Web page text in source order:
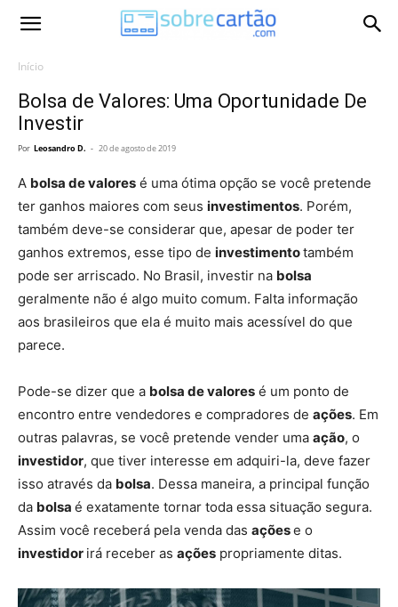
Início
Bolsa de Valores: Uma Oportunidade De
Investir
Por Leosandro D. - 20 de agosto de 2019
A bolsa de valores é uma ótima opção se você pretende
ter ganhos maiores com seus investimentos. Porém,
também deve-se considerar que, apesar de poder ter
ganhos extremos, esse tipo de investimentotambém
pode ser arriscado. No Brasil, investir na bolsa
geralmente não é algo muito comum. Falta informação
aos brasileiros que ela é muito mais acessível do que
parece.
Pode-se dizer que a bolsa de valores é um ponto de
encontro entre vendedores e compradores de ações. Em
outras palavras, se você pretende vender uma ação, o
investidor, que tiver interesse em adquiri-la, deve fazer
isso através da bolsa. Dessa maneira, a principal função
da bolsa é exatamente tornar toda essa situação segura.
Assim você receberá pela venda das açõese o
investidor irá receber as ações propriamente ditas.